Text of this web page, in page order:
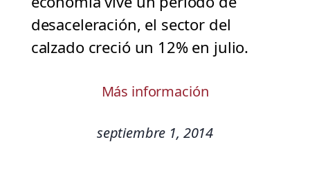
desaceleración, el sector del
calzado creció un 12% en julio.
Más información
septiembre 1, 2014